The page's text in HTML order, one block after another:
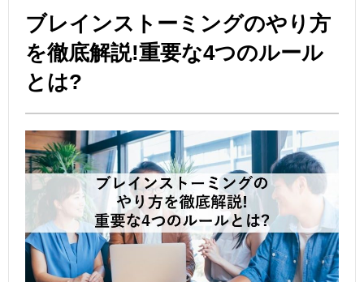
ブレインストーミングのやり方
を徹底解説!重要な4つのルール
とは?